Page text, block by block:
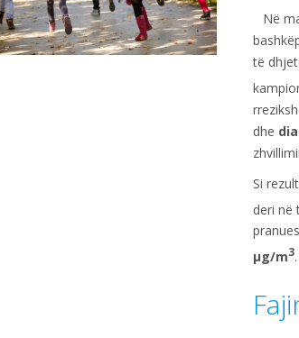
Në
të
dhe
Si
deri në
μg/m3.